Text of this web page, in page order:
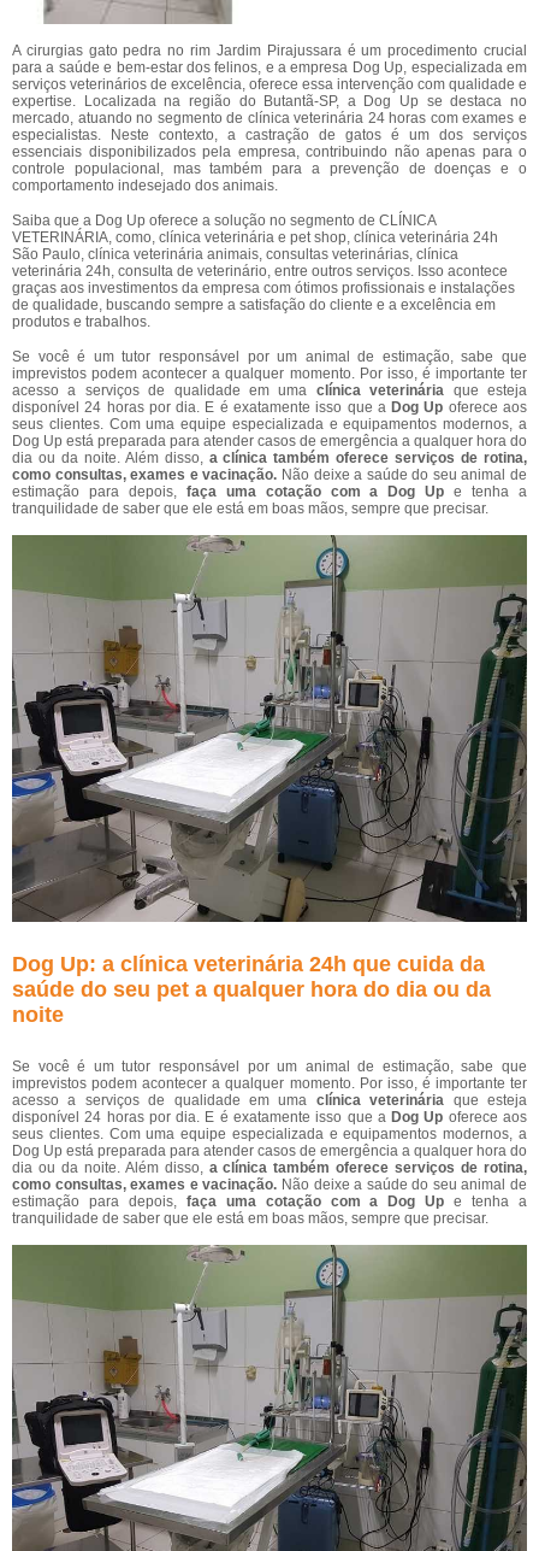
A cirurgias gato pedra no rim Jardim Pirajussara é um procedimento crucial
para a saúde e bem-estar dos felinos, e a empresa Dog Up, especializada em
serviços veterinários de excelência, oferece essa intervenção com qualidade e
expertise. Localizada na região do Butantã-SP, a Dog Up se destaca no
mercado, atuando no segmento de clínica veterinária 24 horas com exames e
especialistas. Neste contexto, a castração de gatos é um dos serviços
essenciais disponibilizados pela empresa, contribuindo não apenas para o
controle populacional, mas também para a prevenção de doenças e o
comportamento indesejado dos animais.
Saiba que a Dog Up oferece a solução no segmento de CLÍNICA
VETERINÁRIA, como, clínica veterinária e pet shop, clínica veterinária 24h
São Paulo, clínica veterinária animais, consultas veterinárias, clínica
veterinária 24h, consulta de veterinário, entre outros serviços. Isso acontece
graças aos investimentos da empresa com ótimos profissionais e instalações
de qualidade, buscando sempre a satisfação do cliente e a excelência em
produtos e trabalhos.
Se você é um tutor responsável por um animal de estimação, sabe que
imprevistos podem acontecer a qualquer momento. Por isso, é importante ter
acesso a serviços de qualidade em uma clínica veterinária que esteja
disponível 24 horas por dia. E é exatamente isso que a Dog Up oferece aos
seus clientes. Com uma equipe especializada e equipamentos modernos, a
Dog Up está preparada para atender casos de emergência a qualquer hora do
dia ou da noite. Além disso, a clínica também oferece serviços de rotina,
como consultas, exames e vacinação. Não deixe a saúde do seu animal de
estimação para depois, faça uma cotação com a Dog Up e tenha a
tranquilidade de saber que ele está em boas mãos, sempre que precisar.
Dog Up: a clínica veterinária 24h que cuida da
saúde do seu pet a qualquer hora do dia ou da
noite
Se você é um tutor responsável por um animal de estimação, sabe que
imprevistos podem acontecer a qualquer momento. Por isso, é importante ter
acesso a serviços de qualidade em uma clínica veterinária que esteja
disponível 24 horas por dia. E é exatamente isso que a Dog Up oferece aos
seus clientes. Com uma equipe especializada e equipamentos modernos, a
Dog Up está preparada para atender casos de emergência a qualquer hora do
dia ou da noite. Além disso, a clínica também oferece serviços de rotina,
como consultas, exames e vacinação. Não deixe a saúde do seu animal de
estimação para depois, faça uma cotação com a Dog Up e tenha a
tranquilidade de saber que ele está em boas mãos, sempre que precisar.